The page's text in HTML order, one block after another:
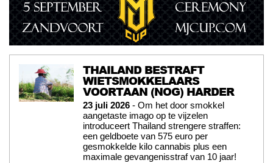
THAILAND BESTRAFT
WIETSMOKKELAARS
VOORTAAN (NOG) HARDER
23 juli 2026 - Om het door smokkel
aangetaste imago op te vijzelen
introduceert Thailand strengere straffen:
een geldboete van 575 euro per
gesmokkelde kilo cannabis plus een
maximale gevangenisstraf van 10 jaar!